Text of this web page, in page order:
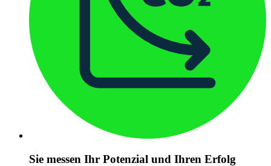
Sie messen Ihr Potenzial und Ihren Erfolg